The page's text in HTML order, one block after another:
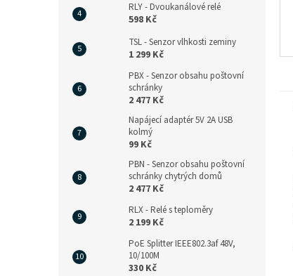
RLY - Dvoukanálové relé
598 Kč
TSL - Senzor vlhkosti zeminy
1 299 Kč
PBX - Senzor obsahu poštovní
schránky
2 477 Kč
Napájecí adaptér 5V 2A USB
kolmý
99 Kč
PBN - Senzor obsahu poštovní
schránky chytrých domů
2 477 Kč
RLX - Relé s teploměry
2 199 Kč
PoE Splitter IEEE802.3af 48V,
10/100M
330 Kč